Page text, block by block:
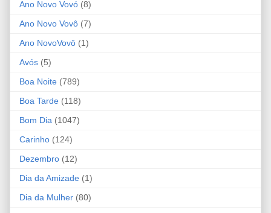
Ano Novo Vovó (8)
Ano Novo Vovô (7)
Ano NovoVovô (1)
Avós (5)
Boa Noite (789)
Boa Tarde (118)
Bom Dia (1047)
Carinho (124)
Dezembro (12)
Dia da Amizade (1)
Dia da Mulher (80)